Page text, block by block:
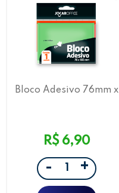
Bloco Adesivo 76mm x
R$ 6,90
- +